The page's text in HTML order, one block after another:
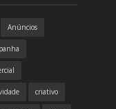
Anúncios
criativo